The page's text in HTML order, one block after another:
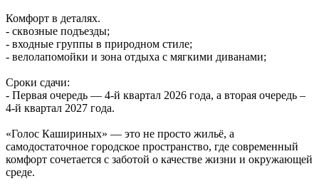
Комфорт в деталях.
- сквозные подъезды;
- входные группы в природном стиле;
- велолапомойки и зона отдыха с мягкими диванами;
Сроки сдачи:
- Первая очередь — 4‑й квартал 2026 года, а вторая очередь –
4-й квартал 2027 года.
«Голос Кашириных» — это не просто жильё, а
самодостаточное городское пространство, где современный
комфорт сочетается с заботой о качестве жизни и окружающей
среде.